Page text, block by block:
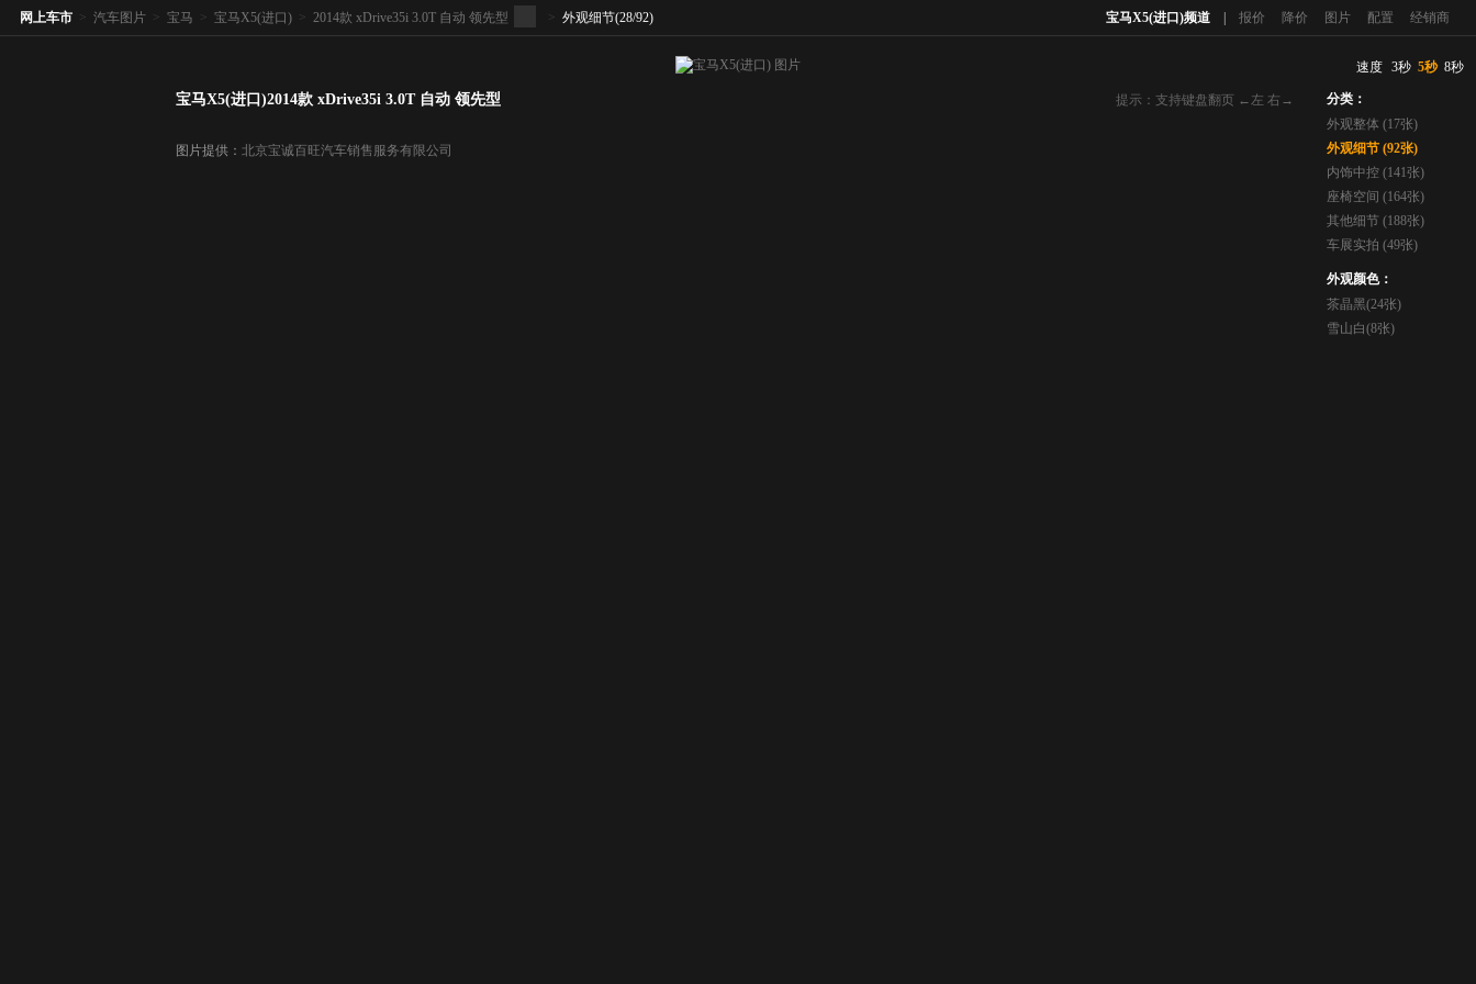
宝马X5(进口)频道 报价 降价 图片 配置 经销商
网上车市 > 汽车图片 > 宝马 > 宝马X5(进口) > 2014款 xDrive35i 3.0T 自动 领先型 > 外观细节(28/92)
提示：支持键盘翻页 ←左 右→
宝马X5(进口)2014款 xDrive35i 3.0T 自动 领先型
图片提供： 北京宝诚百旺汽车销售服务有限公司
速度 3秒 5秒 8秒
分类：
外观整体 (17张)
外观细节 (92张)
内饰中控 (141张)
座椅空间 (164张)
其他细节 (188张)
车展实拍 (49张)
外观颜色：
茶晶黑(24张)
雪山白(8张)